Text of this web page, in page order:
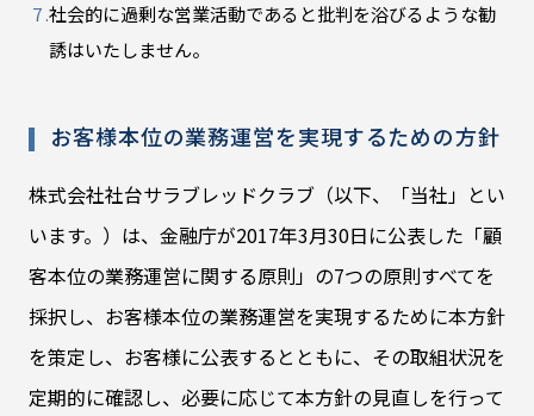
社会的に過剰な営業活動であると批判を浴びるような勧
誘はいたしません。
お客様本位の業務運営を実現するための方針
株式会社社台サラブレッドクラブ（以下、「当社」とい
います。）は、金融庁が2017年3月30日に公表した「顧
客本位の業務運営に関する原則」の7つの原則すべてを
採択し、お客様本位の業務運営を実現するために本方針
を策定し、お客様に公表するとともに、その取組状況を
定期的に確認し、必要に応じて本方針の見直しを行って